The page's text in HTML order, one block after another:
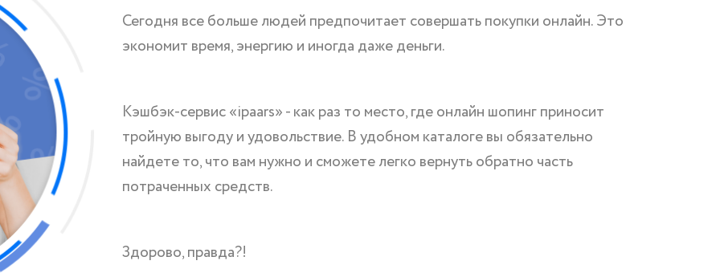
Сегодня все больше людей предпочитает совершать покупки онлайн. Это
экономит время, энергию и иногда даже деньги.
Кэшбэк-сервис «ipaars» - как раз то место, где онлайн шопинг приносит
тройную выгоду и удовольствие. В удобном каталоге вы обязательно
найдете то, что вам нужно и сможете легко вернуть обратно часть
потраченных средств.
Здорово, правда?!